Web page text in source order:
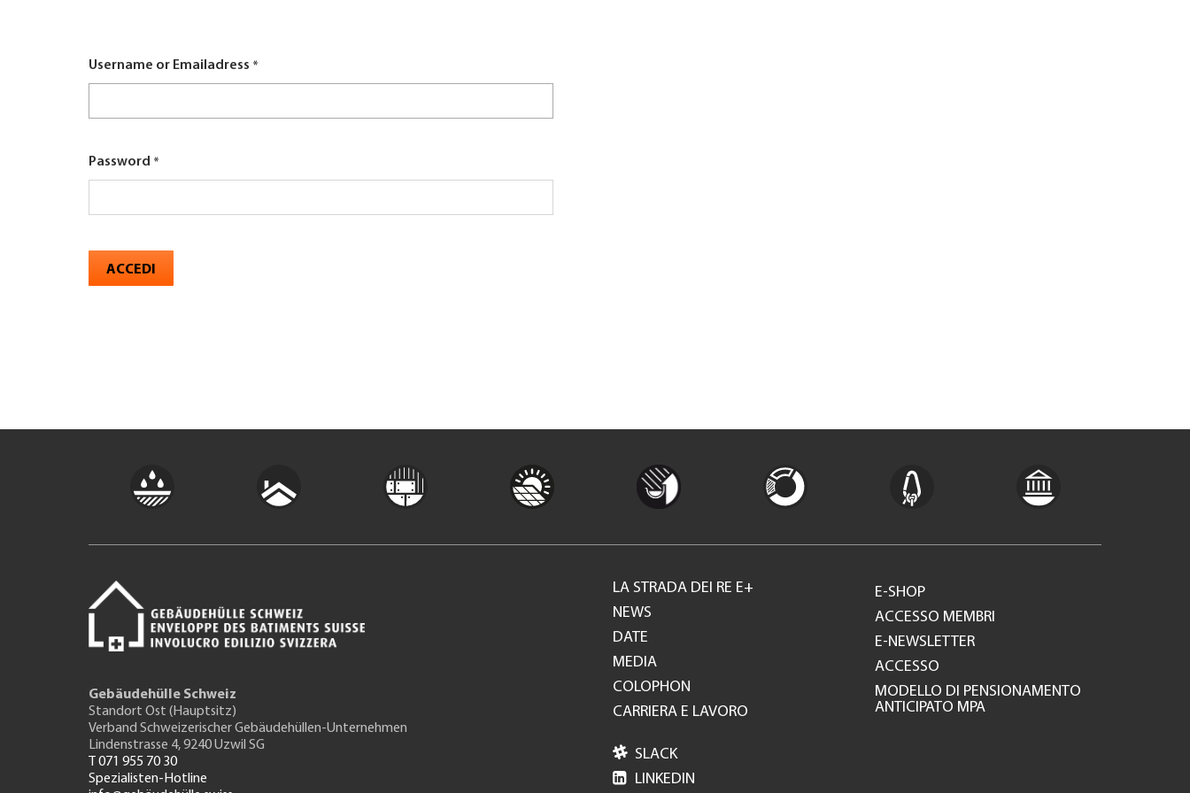
RIVISTA SPECIALIZZATA
Username or Emailadress
Password
ACCEDI
Gebäudehülle Schweiz
Standort Ost (Hauptsitz)
Verband Schweizerischer Gebäudehüllen-Unternehmen
Lindenstrasse 4, 9240 Uzwil SG
T 071 955 70 30
Spezialisten-Hotline
Footer
GH
LA STRADA DEI RE E+
NEWS
DATE
MEDIA
COLOPHON
CARRIERA E LAVORO
E-SHOP
ACCESSO MEMBRI
E-NEWSLETTER
ACCESSO
MODELLO DI PENSIONAMENTO
ANTICIPATO MPA
 SLACK
 LINKEDIN